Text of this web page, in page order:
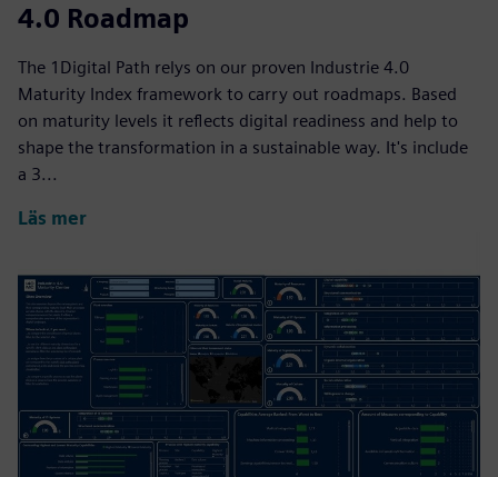
4.0 Roadmap
The 1Digital Path relys on our proven Industrie 4.0
Maturity Index framework to carry out roadmaps. Based
on maturity levels it reflects digital readiness and help to
shape the transformation in a sustainable way. It's include
a 3...
Läs mer